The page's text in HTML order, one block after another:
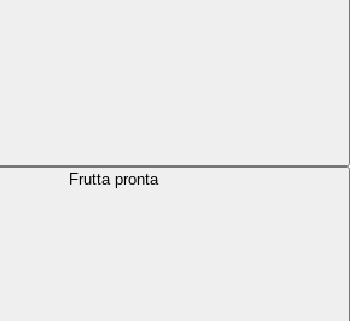
Frutta pronta